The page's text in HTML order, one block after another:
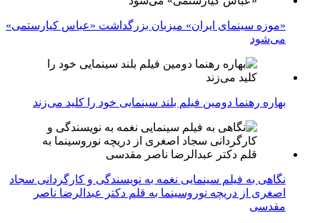
«موزه سینمای ایران» میزبان بزرگداشت «عباس کیارستمی»
می‌شود
بهاره رهنما دومین فیلم بلند سینمایی خود را کلید می‌زند
نگاهی به فیلم سینمایی نغمه به نویسندگی و کارگردانی سجاد
اصغری از دریچه نوروسینما به قلم دکتر عبدالرضا ناصر
مقدسی